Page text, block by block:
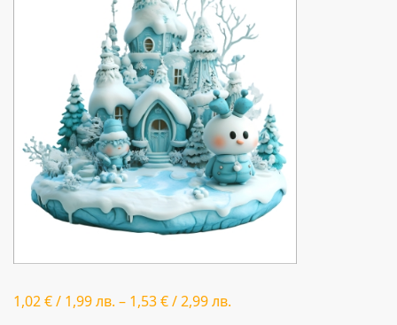
1,02€/ 1,99лв. – 1,53€/2,99лв.